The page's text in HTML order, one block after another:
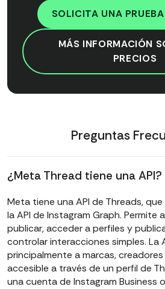
SOLICITA UNA
MÁS INFORMACIÓN
PRECIOS
Preguntas
¿Meta Thread tiene una API?
Meta tiene una API de Threads,
la API de Instagram Graph. Permite
publicar, acceder a perfiles y
controlar interacciones simples. La
principalmente a marcas,
accesible a través de un perfil de
una cuenta de Instagram Business